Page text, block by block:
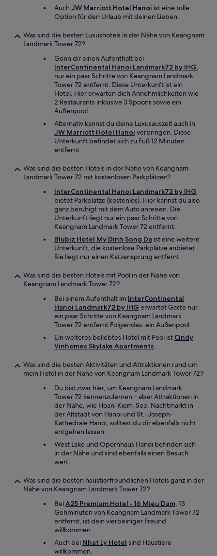
Auch JW Marriott Hotel Hanoi ist eine tolle
Option für den Urlaub mit deinen Lieben.
Was sind die besten Luxushotels in der Nähe von Keangnam
Landmark Tower 72?
Gönn dir einen Aufenthalt bei
InterContinental Hanoi Landmark72 by IHG,
nur ein paar Schritte von Keangnam Landmark
Tower 72 entfernt. Diese Unterkunft ist ein
Hotel. Hier erwarten dich Annehmlichkeiten wie
2 Restaurants inklusive 3 Spoons sowie ein
Außenpool.
Alternativ kannst du deine Luxusauszeit auch in
JW Marriott Hotel Hanoi verbringen. Diese
Unterkunft befindet sich zu Fuß 12 Minuten
entfernt.
Was sind die besten Hotels in der Nähe von Keangnam
Landmark Tower 72 mit kostenlosen Parkplätzen?
InterContinental Hanoi Landmark72 by IHG
bietet Parkplätze (kostenlos). Hier kannst du also
ganz beruhigt mit dem Auto anreisen. Die
Unterkunft liegt nur ein paar Schritte von
Keangnam Landmark Tower 72 entfernt.
Blubiz Hotel My Dinh Song Da ist eine weitere
Unterkunft, die kostenlose Parkplätze anbietet.
Sie liegt nur einen Katzensprung entfernt.
Was sind die besten Hotels mit Pool in der Nähe von
Keangnam Landmark Tower 72?
Bei einem Aufenthalt im InterContinental
Hanoi Landmark72 by IHG erwartet Gäste nur
ein paar Schritte von Keangnam Landmark
Tower 72 entfernt Folgendes: ein Außenpool.
Ein weiteres beliebtes Hotel mit Pool ist Cindy
Vinhomes Skylake Apartments.
Was sind die besten Aktivitäten und Attraktionen rund um
mein Hotel in der Nähe von Keangnam Landmark Tower 72?
Du bist zwar hier, um Keangnam Landmark
Tower 72 kennenzulernen – aber Attraktionen in
der Nähe, wie Hoan-Kiem-See, Nachtmarkt in
der Altstadt von Hanoi und St.-Joseph-
Kathedrale Hanoi, solltest du dir ebenfalls nicht
entgehen lassen.
West Lake und Opernhaus Hanoi befinden sich
in der Nähe und sind ebenfalls einen Besuch
wert.
Was sind die besten haustierfreundlichen Hotels ganz in der
Nähe von Keangnam Landmark Tower 72?
BeiA25 Premium Hotel - 16 Mieu Dam, 13
Gehminuten von Keangnam Landmark Tower 72
entfernt, ist dein vierbeiniger Freund
willkommen.
Auch bei Nhat Ly Hotel sind Haustiere
willkommen.